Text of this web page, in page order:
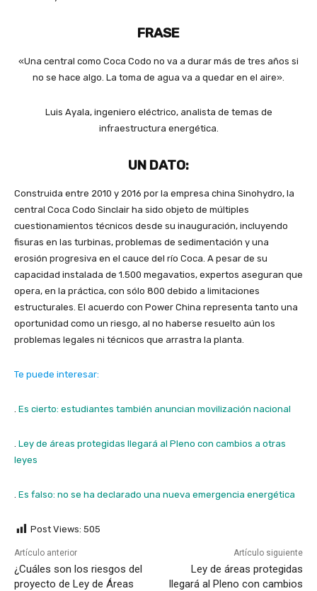
FRASE
«Una central como Coca Codo no va a durar más de tres años si
no se hace algo. La toma de agua va a quedar en el aire».
Luis Ayala, ingeniero eléctrico, analista de temas de
infraestructura energética.
UN DATO:
Construida entre 2010 y 2016 por la empresa china Sinohydro, la
central Coca Codo Sinclair ha sido objeto de múltiples
cuestionamientos técnicos desde su inauguración, incluyendo
fisuras en las turbinas, problemas de sedimentación y una
erosión progresiva en el cauce del río Coca. A pesar de su
capacidad instalada de 1.500 megavatios, expertos aseguran que
opera, en la práctica, con sólo 800 debido a limitaciones
estructurales. El acuerdo con Power China representa tanto una
oportunidad como un riesgo, al no haberse resuelto aún los
problemas legales ni técnicos que arrastra la planta.
Te puede interesar:
Es cierto: estudiantes también anuncian movilización nacional
Ley de áreas protegidas llegará al Pleno con cambios a otras
leyes
Es falso: no se ha declarado una nueva emergencia energética
Post Views: 505
Artículo anterior
¿Cuáles son los riesgos del
proyecto de Ley de Áreas
Artículo siguiente
Ley de áreas protegidas
llegará al Pleno con cambios